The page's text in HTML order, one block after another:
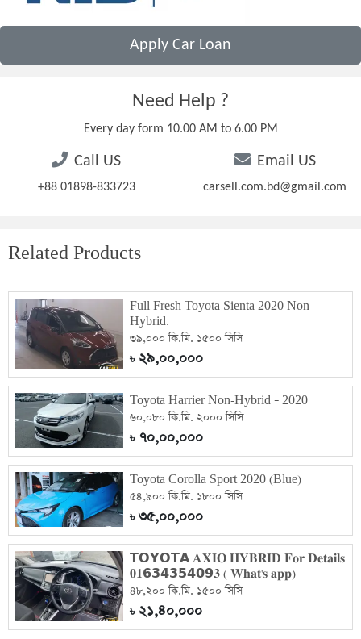
Apply Car Loan
Need Help ?
Every day form 10.00 AM to 6.00 PM
Call US
+88 01898-833723
Email US
carsell.com.bd@gmail.com
Related Products
Full Fresh Toyota Sienta 2020 Non
Hybrid.
৩৯,০০০ কি.মি. ১৫০০ সিসি
৳২৯,০০,০০০
Toyota Harrier Non-Hybrid – 2020
৬০,০৮০ কি.মি. ২০০০ সিসি
৳৭০,০০,০০০
Toyota Corolla Sport 2020 (Blue)
৫৪,৯০০ কি.মি. ১৮০০ সিসি
৳৩৫,০০,০০০
𝗧𝗢𝗬𝗢𝗧𝗔 𝐀𝐗𝐈𝐎 𝐇𝐘𝐁𝐑𝐈𝐃 𝐅𝐨𝐫 𝐃𝐞𝐭𝐚𝐢𝐥𝐬
𝟎𝟏𝟲𝟯𝟰𝟯𝟱𝟰𝟬𝟵𝟑 ( 𝐖𝐡𝐚𝐭'𝐬 𝐚𝐩𝐩)
৪৮,২০০ কি.মি. ১৫০০ সিসি
৳২১,৪০,০০০